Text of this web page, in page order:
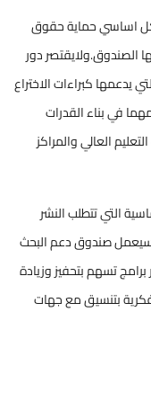
اساسي حماية حقوق
الصندوق.ولايقتصر دور
يدعمها كبراءات الاختراع
في بناء القدرات
العالي والمراكز
التي تتطلب النشر
سيعمل صندوق دعم البحث
تسهم بتحفيز وزيادة
بتنسيق مع جهات